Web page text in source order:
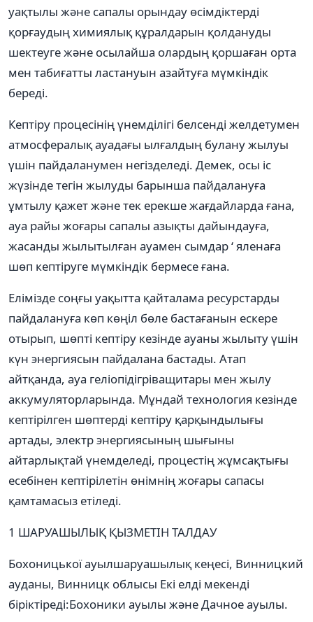
уақтылы және сапалы орындау өсімдіктерді
қорғаудың химиялық құралдарын қолдануды
шектеуге және осылайша олардың қоршаған орта
мен табиғатты ластануын азайтуға мүмкіндік
береді.
Кептіру процесінің үнемділігі белсенді желдетумен
атмосфералық ауадағы ылғалдың булану жылуы
үшін пайдаланумен негізделеді. Демек, осы іс
жүзінде тегін жылуды барынша пайдалануға
ұмтылу қажет және тек ерекше жағдайларда ғана,
ауа райы жоғары сапалы азықты дайындауға,
жасанды жылытылған ауамен сымдар ‘ яленаға
шөп кептіруге мүмкіндік бермесе ғана.
Елімізде соңғы уақытта қайталама ресурстарды
пайдалануға көп көңіл бөле бастағанын ескере
отырып, шөпті кептіру кезінде ауаны жылыту үшін
күн энергиясын пайдалана бастады. Атап
айтқанда, ауа геліопідігріващитары мен жылу
аккумуляторларында. Мұндай технология кезінде
кептірілген шөптерді кептіру қарқындылығы
артады, электр энергиясының шығыны
айтарлықтай үнемделеді, процестің жұмсақтығы
есебінен кептірілетін өнімнің жоғары сапасы
қамтамасыз етіледі.
1 ШАРУАШЫЛЫҚ ҚЫЗМЕТІН ТАЛДАУ
Бохоницької ауылшаруашылық кеңесі, Винницкий
ауданы, Винницк облысы Екі елді мекенді
біріктіреді:Бохоники ауылы және Дачное ауылы.